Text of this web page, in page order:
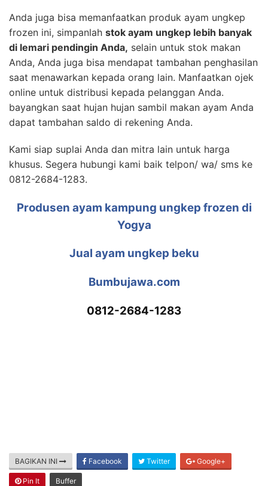
Anda juga bisa memanfaatkan produk ayam ungkep
frozen ini, simpanlah stok ayam ungkep lebih banyak
di lemari pendingin Anda, selain untuk stok makan
Anda, Anda juga bisa mendapat tambahan penghasilan
saat menawarkan kepada orang lain. Manfaatkan ojek
online untuk distribusi kepada pelanggan Anda.
bayangkan saat hujan hujan sambil makan ayam Anda
dapat tambahan saldo di rekening Anda.
Kami siap suplai Anda dan mitra lain untuk harga
khusus. Segera hubungi kami baik telpon/ wa/ sms ke
0812-2684-1283.
Produsen ayam kampung ungkep frozen di
Yogya
Jual ayam ungkep beku
Bumbujawa.com
0812-2684-1283
BAGIKAN INI Facebook Twitter Google+
Pin It Buffer